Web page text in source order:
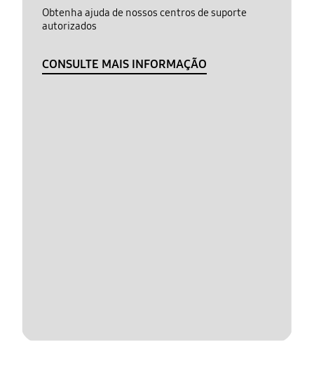
Obtenha ajuda de nossos centros de suporte
autorizados
CONSULTE MAIS INFORMAÇÃO